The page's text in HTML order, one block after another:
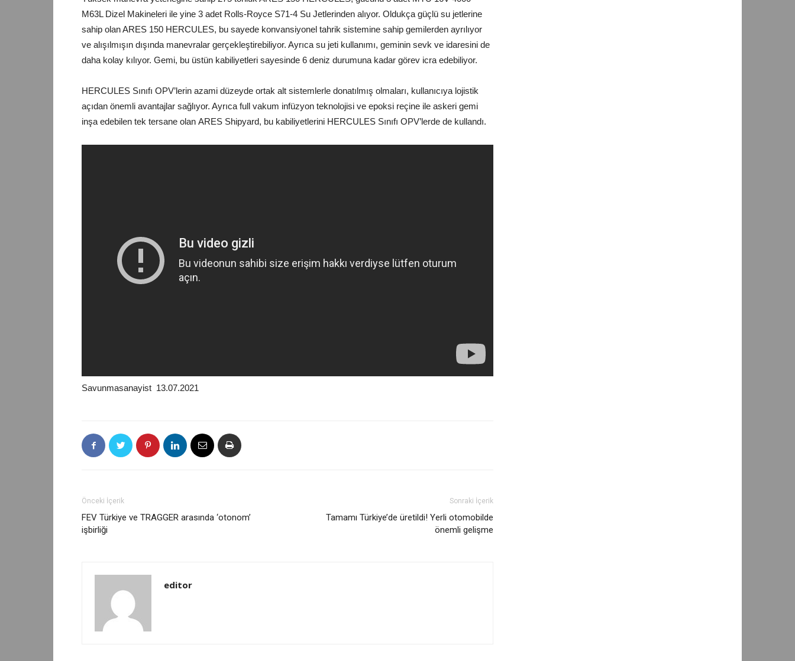
M63L Dizel Makineleri ile yine 3 adet Rolls-Royce S71-4 Su Jetlerinden alıyor. Oldukça güçlü su jetlerine
sahip olan ARES 150 HERCULES, bu sayede konvansiyonel tahrik sistemine sahip gemilerden ayrılıyor
ve alışılmışın dışında manevralar gerçekleştirebiliyor. Ayrıca su jeti kullanımı, geminin sevk ve idaresini de
daha kolay kılıyor. Gemi, bu üstün kabiliyetleri sayesinde 6 deniz durumuna kadar görev icra edebiliyor.
HERCULES Sınıfı OPV’lerin azami düzeyde ortak alt sistemlerle donatılmış olmaları, kullanıcıya lojistik
açıdan önemli avantajlar sağlıyor. Ayrıca full vakum infüzyon teknolojisi ve epoksi reçine ile askeri gemi
inşa edebilen tek tersane olan ARES Shipyard, bu kabiliyetlerini HERCULES Sınıfı OPV’lerde de kullandı.
Savunmasanayist 13.07.2021
Önceki İçerik
FEV Türkiye ve TRAGGER arasında ‘otonom’
işbirliği
Sonraki İçerik
Tamamı Türkiye’de üretildi! Yerli otomobilde
önemli gelişme
editor